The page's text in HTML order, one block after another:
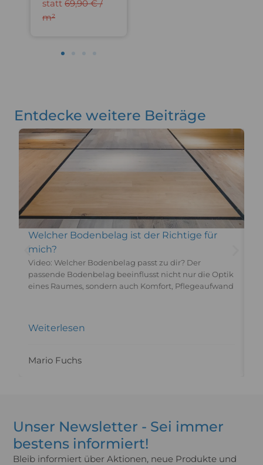
statt 69,90 € /
m²
Entdecke weitere Beiträge
Welcher Bodenbelag ist der Richtige für
mich?
Video: Welcher Bodenbelag passt zu dir? Der
passende Bodenbelag beeinflusst nicht nur die Optik
eines Raumes, sondern auch Komfort, Pflegeaufwand
Weiterlesen
Mario Fuchs
Unser Newsletter - Sei immer
bestens informiert!
Bleib informiert über Aktionen, neue Produkte und